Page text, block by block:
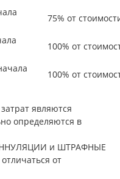
75% от
100% от
100% от
являются
определяются в
и ШТРАФНЫЕ
от